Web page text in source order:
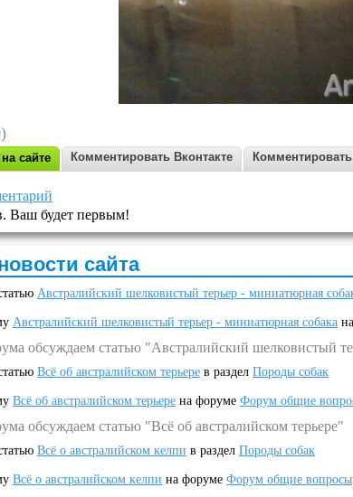
сайте Комментировать Вконтакте
Ваш будет первым!
сайта
Австралийский шелковистый терьер - миниатюрная
Австралийский шелковистый терьер - миниатюрная собака
обсуждаем статью "Австралийский шелковистый
Всё об австралийском терьере в раздел Породы собак
Всё об австралийском терьере на форуме Форум общие
обсуждаем статью "Всё об австралийском терьере"
Всё о австралийском келпи в раздел Породы собак
Всё о австралийском келпи на форуме Форум общие вопросы